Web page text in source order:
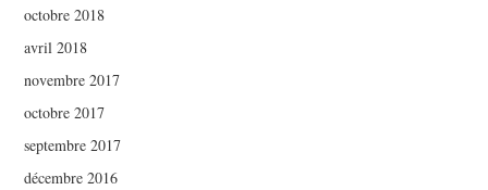
octobre 2018
avril 2018
novembre 2017
octobre 2017
septembre 2017
décembre 2016